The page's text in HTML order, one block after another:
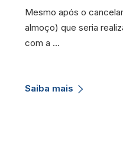
Mesmo após o
almoço) que seria
com a …
Saiba mais